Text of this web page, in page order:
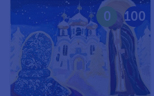
100
0